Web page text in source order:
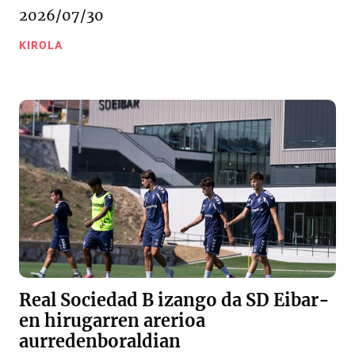
2026/07/30
KIROLA
Real Sociedad B izango da SD Eibar-
en hirugarren arerioa
aurredenboraldian